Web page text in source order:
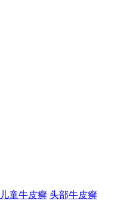
儿童牛皮癣 头部牛皮癣